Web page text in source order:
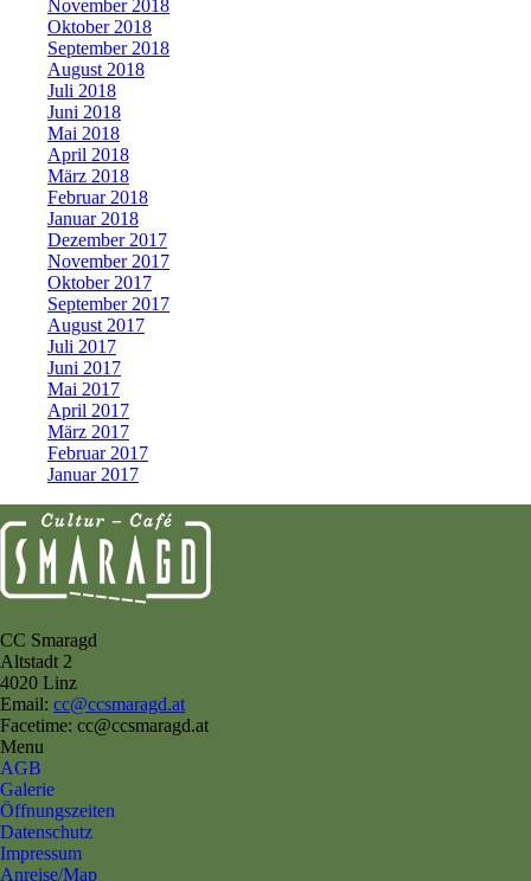
November 2018
Oktober 2018
September 2018
August 2018
Juli 2018
Juni 2018
Mai 2018
April 2018
März 2018
Februar 2018
Januar 2018
Dezember 2017
November 2017
Oktober 2017
September 2017
August 2017
Juli 2017
Juni 2017
Mai 2017
April 2017
März 2017
Februar 2017
Januar 2017
CC Smaragd
Altstadt 2
4020 Linz
Email: cc@ccsmaragd.at
Facetime: cc@ccsmaragd.at
Menu
AGB
Galerie
Öffnungszeiten
Datenschutz
Impressum
Anreise/Map